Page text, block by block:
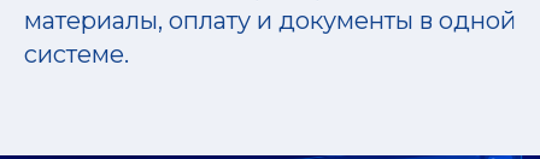
материалы, оплату и документы в одной
системе.